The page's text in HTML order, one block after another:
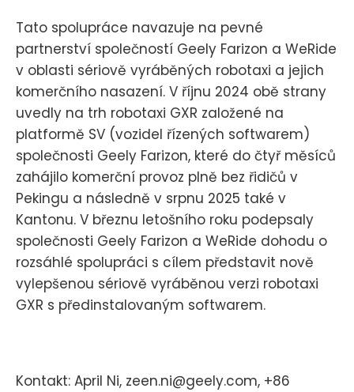
Tato spolupráce navazuje na pevné
partnerství společností Geely Farizon a WeRide
v oblasti sériově vyráběných robotaxi a jejich
komerčního nasazení. V říjnu 2024 obě strany
uvedly na trh robotaxi GXR založené na
platformě SV (vozidel řízených softwarem)
společnosti Geely Farizon, které do čtyř měsíců
zahájilo komerční provoz plně bez řidičů v
Pekingu a následně v srpnu 2025 také v
Kantonu. V březnu letošního roku podepsaly
společnosti Geely Farizon a WeRide dohodu o
rozsáhlé spolupráci s cílem představit nově
vylepšenou sériově vyráběnou verzi robotaxi
GXR s předinstalovaným softwarem.
Kontakt: April Ni, zeen.ni@geely.com, +86